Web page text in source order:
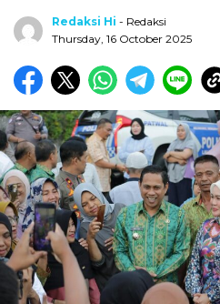
Redaksi Hi - Redaksi
Thursday, 16 October 2025